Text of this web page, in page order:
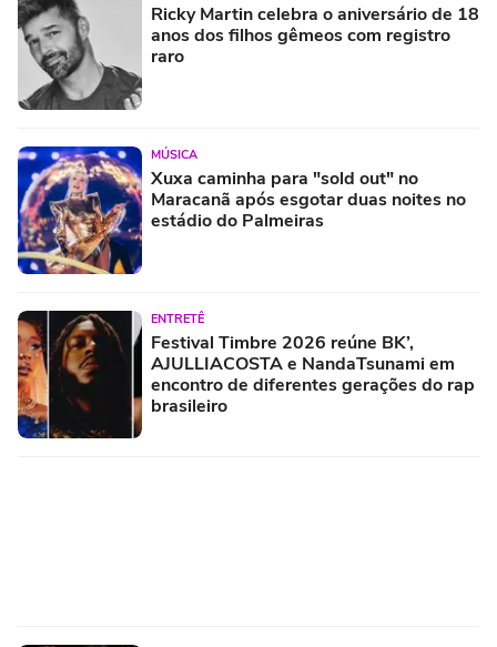
Ricky Martin celebra o aniversário de 18
anos dos filhos gêmeos com registro
raro
MÚSICA
Xuxa caminha para "sold out" no
Maracanã após esgotar duas noites no
estádio do Palmeiras
ENTRETÊ
Festival Timbre 2026 reúne BK’,
AJULLIACOSTA e NandaTsunami em
encontro de diferentes gerações do rap
brasileiro